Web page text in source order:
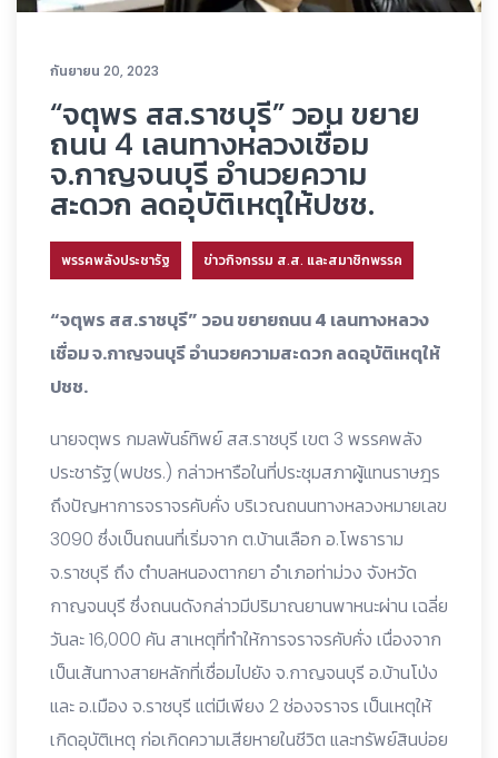
กันยายน 20, 2023
“จตุพร สส.ราชบุรี” วอน ขยาย
ถนน 4 เลนทางหลวงเชื่อม
จ.กาญจนบุรี อำนวยความ
สะดวก ลดอุบัติเหตุให้ปชช.
พรรคพลังประชารัฐ ข่าวกิจกรรม ส.ส. และสมาชิกพรรค
“จตุพร สส.ราชบุรี” วอน ขยายถนน 4 เลนทางหลวง
เชื่อม จ.กาญจนบุรี อำนวยความสะดวก ลดอุบัติเหตุให้
ปชช.
นายจตุพร กมลพันธ์ทิพย์ สส.ราชบุรี เขต 3 พรรคพลัง
ประชารัฐ(พปชร.) กล่าวหารือในที่ประชุมสภาผู้แทนราษฎร
ถึงปัญหาการจราจรคับคั่ง บริเวณถนนทางหลวงหมายเลข
3090 ซึ่งเป็นถนนที่เริ่มจาก ต.บ้านเลือก อ.โพธาราม
จ.ราชบุรี ถึง ตำบลหนองตากยา อำเภอท่าม่วง จังหวัด
กาญจนบุรี ซึ่งถนนดังกล่าวมีปริมาณยานพาหนะผ่าน เฉลี่ย
วันละ 16,000 คัน สาเหตุที่ทำให้การจราจรคับคั่ง เนื่องจาก
เป็นเส้นทางสายหลักที่เชื่อมไปยัง จ.กาญจนบุรี อ.บ้านโป่ง
และ อ.เมือง จ.ราชบุรี แต่มีเพียง 2 ช่องจราจร เป็นเหตุให้
เกิดอุบัติเหตุ ก่อเกิดความเสียหายในชีวิต และทรัพย์สินบ่อย